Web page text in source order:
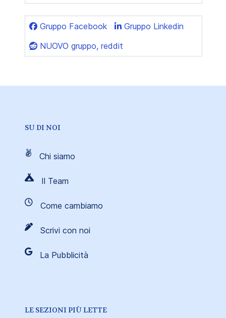
Gruppo Facebook
Gruppo Linkedin
NUOVO gruppo, reddit
SU DI NOI
Chi siamo
Il Team
Come cambiamo
Scrivi con noi
La Pubblicità
LE SEZIONI PIÙ LETTE